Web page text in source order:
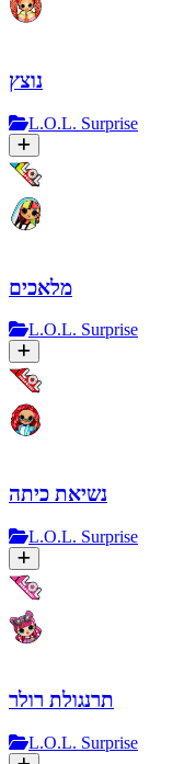
נוצץ
L.O.L. Surprise
מלאכים
L.O.L. Surprise
נשיאת כיתה
L.O.L. Surprise
תרנגולת רולר
L.O.L. Surprise